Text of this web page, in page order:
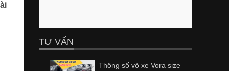
TƯ VẤN
Thông số vỏ xe Vora size